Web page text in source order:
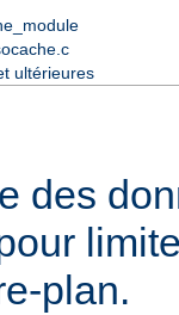
ultérieures
des
plan.